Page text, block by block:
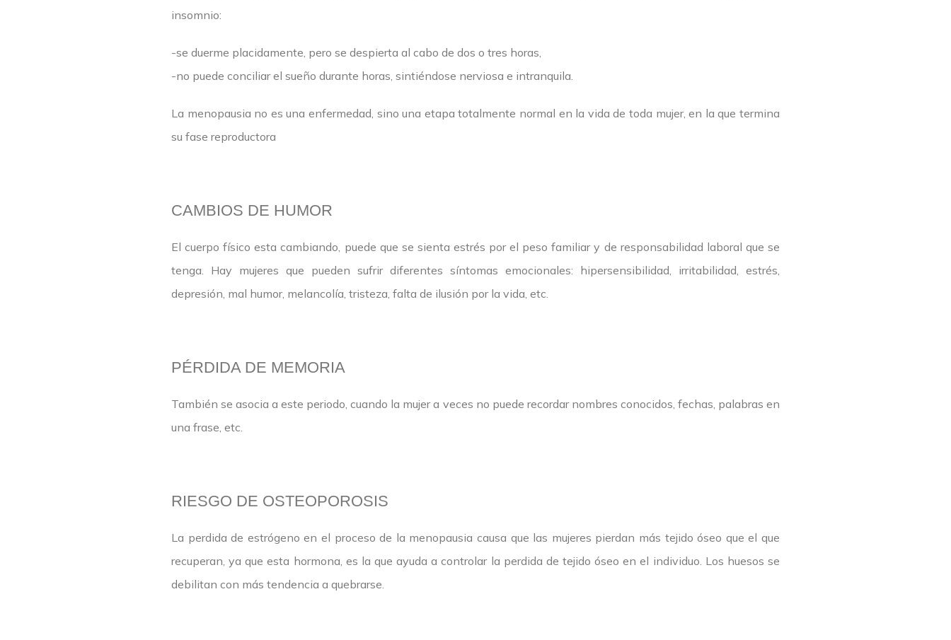
insomnio:
-se duerme placidamente, pero se despierta al cabo de dos o tres horas,
-no puede conciliar el sueño durante horas, sintiéndose nerviosa e intranquila.
La menopausia no es una enfermedad, sino una etapa totalmente normal en la vida de toda mujer, en la que termina
su fase reproductora
CAMBIOS DE HUMOR
El cuerpo físico esta cambiando, puede que se sienta estrés por el peso familiar y de responsabilidad laboral que se
tenga. Hay mujeres que pueden sufrir diferentes síntomas emocionales: hipersensibilidad, irritabilidad, estrés,
depresión, mal humor, melancolía, tristeza, falta de ilusión por la vida, etc.
PÉRDIDA DE MEMORIA
También se asocia a este periodo, cuando la mujer a veces no puede recordar nombres conocidos, fechas, palabras en
una frase, etc.
RIESGO DE OSTEOPOROSIS
La perdida de estrógeno en el proceso de la menopausia causa que las mujeres pierdan más tejido óseo que el que
recuperan, ya que esta hormona, es la que ayuda a controlar la perdida de tejido óseo en el individuo. Los huesos se
debilitan con más tendencia a quebrarse.